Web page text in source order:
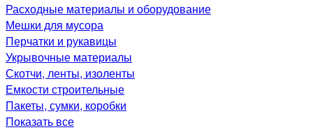
Расходные материалы и оборудование
Мешки для мусора
Перчатки и рукавицы
Укрывочные материалы
Скотчи, ленты, изоленты
Емкости строительные
Пакеты, сумки, коробки
Показать все